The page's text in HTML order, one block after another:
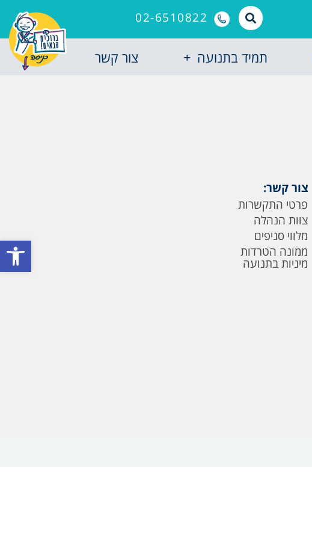
פתח
02-6510822
תמיד בתנועה צור קשר
צור קשר:
פרטי התקשרות
צוות הנהלה
מלווי סניפים
ממונה הטרדות
מיניות בתנועה